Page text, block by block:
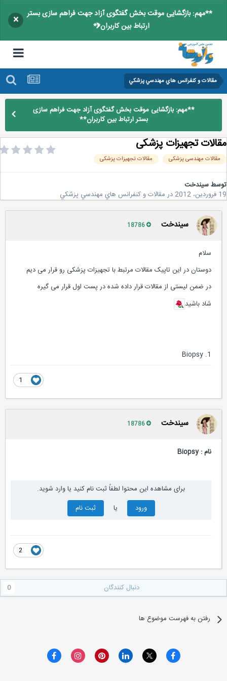
**مهم: بازگشایی موقت بخش گفتگوی آزاد جهت فراهم سازی بستر
ارتباط بین کاربران**
×
مقالات و كنفرانس هاي مهندسي پزشكي
**مهم: بازگشایی موقت بخش گفتگوی آزاد جهت فراهم سازی
بستر ارتباط بین کاربران**
تجهیزات پزشکی
مهندسی پزشکی مقالات تجهیزات پزشکی
سیندخت
درمقالات و كنفرانس هاي مهندسي پزشكي
سیندخت
سلام
دوستان در این تاپیک مقالات مرتبط با تجهیزات پزشکی رو قرار می دیم
در ضمن لیستی از مقالات قرار داده شده در پست اول قرار می گیره
شاد باشید
سیندخت
نام : Biopsy
برای مشاهده این محتوا لطفاً ثبت نام کنید یا وارد شوید.
ورود
ثبت نام
دنبال کنندگان
رفتن به فهرست موضوع ها